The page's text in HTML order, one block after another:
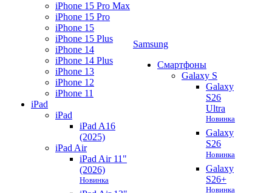
iPhone 15 Pro Max
iPhone 15 Pro
iPhone 15
iPhone 15 Plus
iPhone 14
iPhone 14 Plus
iPhone 13
iPhone 12
iPhone 11
iPad
iPad
iPad A16
(2025)
iPad Air
iPad Air 11"
(2026)
Новинка
Samsung
Смартфоны
Galaxy S
Galaxy
S26
Ultra
Новинка
Galaxy
S26
Новинка
Galaxy
S26+
Новинка